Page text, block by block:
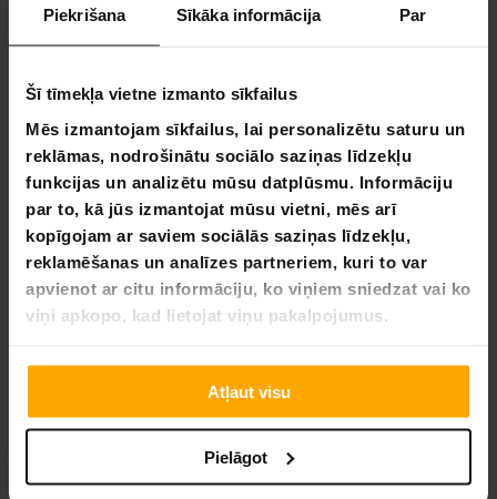
Piekrišana Sīkāka informācija Par
Šī tīmekļa vietne izmanto sīkfailus
Mēs izmantojam sīkfailus, lai personalizētu saturu un
reklāmas, nodrošinātu sociālo saziņas līdzekļu
funkcijas un analizētu mūsu datplūsmu. Informāciju
par to, kā jūs izmantojat mūsu vietni, mēs arī
kopīgojam ar saviem sociālās saziņas līdzekļu,
reklamēšanas un analīzes partneriem, kuri to var
apvienot ar citu informāciju, ko viņiem sniedzat vai ko
viņi apkopo, kad lietojat viņu pakalpojumus.
Atļaut visu
Pielāgot
0
UZRAKSTĪT ATSAUKSMI
UZDOT JAUTĀJUMU
Atsauksme Jautājums
05.16.2022
Anonymous
divkāršs smaguma sega